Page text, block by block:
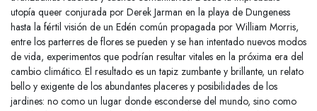
utopía queer conjurada por Derek Jarman en la playa de Dungeness
hasta la fértil visión de un Edén común propagada por William Morris,
entre los parterres de flores se pueden y se han intentado nuevos modos
de vida, experimentos que podrían resultar vitales en la próxima era del
cambio climático. El resultado es un tapiz zumbante y brillante, un relato
bello y exigente de los abundantes placeres y posibilidades de los
jardines: no como un lugar donde esconderse del mundo, sino como